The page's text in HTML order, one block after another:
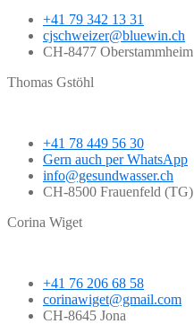
+41 79 342 13 31
cjschweizer@bluewin.ch
CH-8477 Oberstammheim
Thomas Gstöhl
+41 78 449 56 30
Gern auch per WhatsApp
info@gesundwasser.ch
CH-8500 Frauenfeld (TG)
Corina Wiget
+41 76 206 68 58
corinawiget@gmail.com
CH-8645 Jona